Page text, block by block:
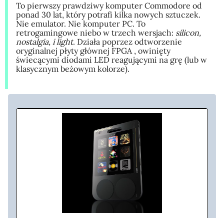
To pierwszy prawdziwy komputer Commodore od
ponad 30 lat, który potrafi kilka nowych sztuczek.
Nie emulator. Nie komputer PC. To
retrogamingowe niebo w trzech wersjach: silicon,
nostalgia, i light. Działa poprzez odtworzenie
oryginalnej płyty głównej FPGA , owinięty
świecącymi diodami LED reagującymi na grę (lub w
klasycznym beżowym kolorze).